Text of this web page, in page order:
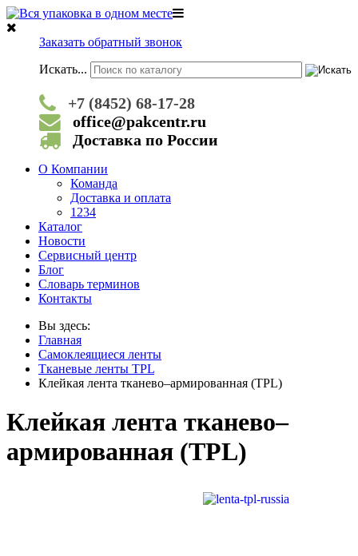
Заказать обратный звонок
Искать...
+7 (8452) 68-17-28
office@pakcentr.ru
Доставка по России
О Компании
Команда
Доставка и оплата
1234
Каталог
Новости
Сервисный центр
Блог
Словарь терминов
Контакты
Вы здесь:
Главная
Самоклеящиеся ленты
Тканевые ленты TPL
Клейкая лента тканево–армированная (ТPL)
Клейкая лента тканево–
армированная (ТPL)